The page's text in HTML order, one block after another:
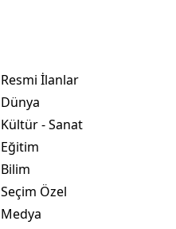
Zonguldak
Resmi İlanlar
Dünya
Kültür - Sanat
Eğitim
Bilim
Seçim Özel
Medya